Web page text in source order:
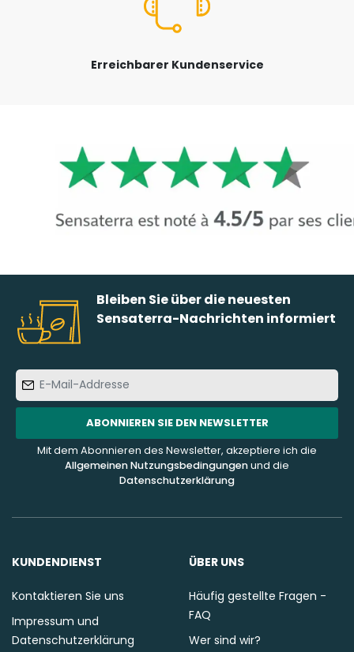
Erreichbarer Kundenservice
Bleiben Sie über die neuesten
Sensaterra-Nachrichten informiert
Mail-
Addresse
ABONNIEREN SIE DEN NEWSLETTER
Mit dem Abonnieren des Newsletter, akzeptiere ich die
Allgemeinen Nutzungsbedingungenund die
Datenschutzerklärung
KUNDENDIENST
Kontaktieren Sie uns
Impressum und
Datenschutzerklärung
ÜBER UNS
Häufig gestellte Fragen -
FAQ
Wer sind wir?